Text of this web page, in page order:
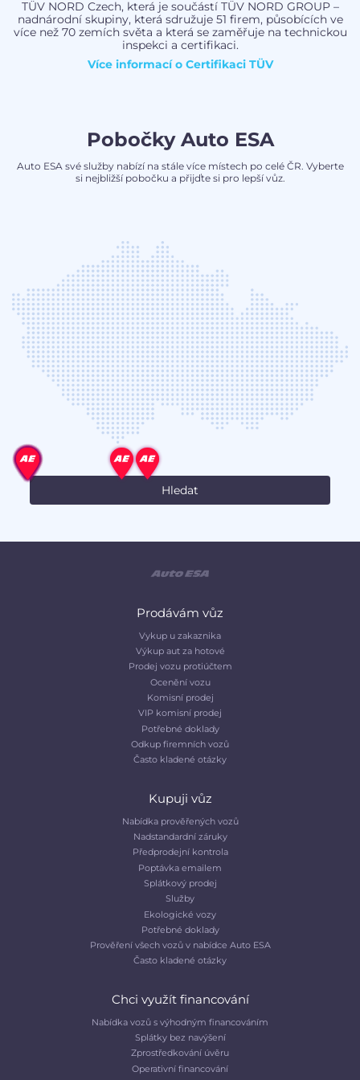
TÜV NORD Czech, která je součástí TÜV NORD GROUP –
nadnárodní skupiny, která sdružuje 51 firem, působících ve
více než 70 zemích světa a která se zaměřuje na technickou
inspekci a certifikaci.
Více informací o Certifikaci TÜV
Pobočky Auto ESA
Auto ESA své služby nabízí na stále více místech po celé ČR. Vyberte
si nejbližší pobočku a přijďte si pro lepší vůz.
Prodávám vůz
Vykup u zakaznika
Výkup aut za hotové
Prodej vozu protiúčtem
Ocenění vozu
Komisní prodej
VIP komisní prodej
Potřebné doklady
Odkup firemních vozů
Často kladené otázky
Kupuji vůz
Nabídka prověřených vozů
Nadstandardní záruky
Předprodejní kontrola
Poptávka emailem
Splátkový prodej
Služby
Ekologické vozy
Potřebné doklady
Prověření všech vozů v nabídce Auto ESA
Často kladené otázky
Chci využít financování
Nabídka vozů s výhodným financováním
Splátky bez navýšení
Zprostředkování úvěru
Operativní financování